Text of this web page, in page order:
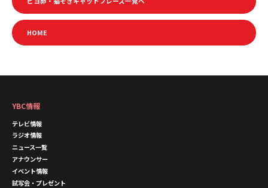
HOME
YBC情報
テレビ情報
ラジオ情報
ニュース一覧
アナウンサー
イベント情報
試写会・プレゼント